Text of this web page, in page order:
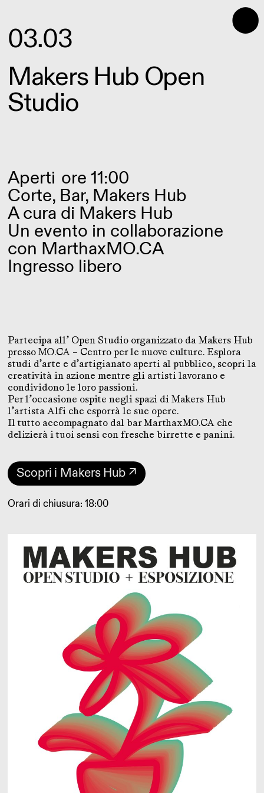
⬤
03.03
Makers Hub Open
Studio
Aperti ore 11:00
Corte, Bar, Makers Hub
A cura di Makers Hub
Un evento in collaborazione
con MarthaxMO.CA
Ingresso libero
Partecipa all’ Open Studio organizzato da Makers Hub
presso MO.CA – Centro per le nuove culture. Esplora
studi d’arte e d’artigianato aperti al pubblico, scopri la
creatività in azione mentre gli artisti lavorano e
condividono le loro passioni.
Per l’occasione ospite negli spazi di Makers Hub
l’artista Alfi che esporrà le sue opere.
Il tutto accompagnato dal bar MarthaxMO.CA che
delizierà i tuoi sensi con fresche birrette e panini.
Scopri i Makers Hub ↗
Orari di chiusura: 18:00